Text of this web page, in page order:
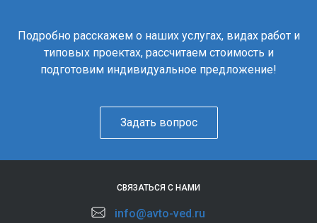
Подробно расскажем о наших услугах, видах работ и
типовых проектах, рассчитаем стоимость и
подготовим индивидуальное предложение!
Задать вопрос
СВЯЗАТЬСЯ С НАМИ
info@avto-ved.ru